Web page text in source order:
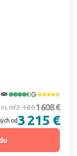
od2 1801 608 €
od 3 215 €